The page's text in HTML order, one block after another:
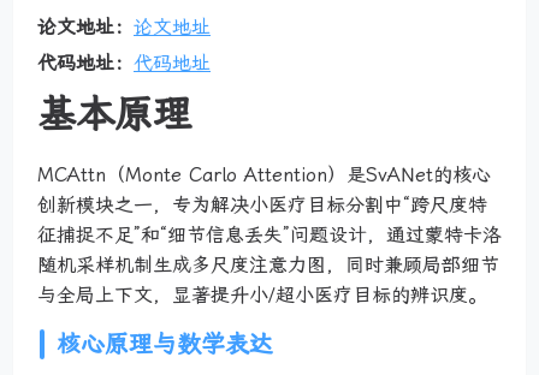
论文地址： 论文地址
代码地址： 代码地址
基本原理
MCAttn（Monte Carlo Attention）是SvANet的核心
创新模块之一，专为解决小医疗目标分割中“跨尺度特
征捕捉不足”和“细节信息丢失”问题设计，通过蒙特卡洛
随机采样机制生成多尺度注意力图，同时兼顾局部细节
与全局上下文，显著提升小/超小医疗目标的辨识度。
核心原理与数学表达